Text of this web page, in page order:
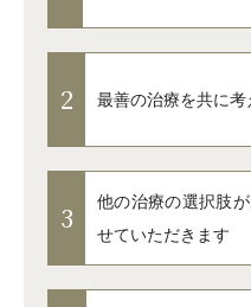
2 最善の治療を共に
3
他の治療の選択肢
せていただきます